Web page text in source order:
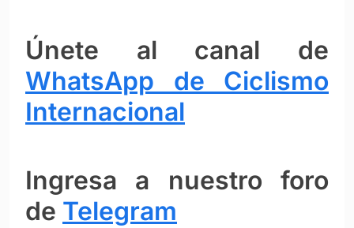
Únete al canal de
WhatsApp de Ciclismo
Internacional
Ingresa a nuestro foro
de Telegram